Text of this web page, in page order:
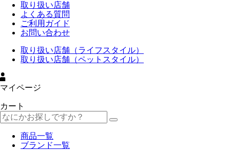
取り扱い店舗
よくある質問
ご利用ガイド
お問い合わせ
取り扱い店舗（ライフスタイル）
取り扱い店舗（ペットスタイル）
マイページ
カート
商品一覧
ブランド一覧